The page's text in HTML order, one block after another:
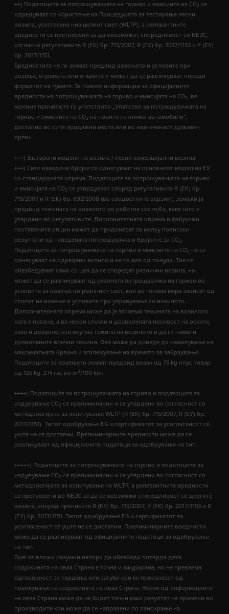
++) Податоците за потрошувачката на гориво и емисиите на CO2 се
одредуваат со користење на Процедурата за тестирање лесни
возила, усогласена низ целиот свет (WLTP), а релевантните
вредности се претворени за да овозможат споредливост со NEDC,
согласно регулативите R (EК) бр. 715/2007, R (ЕУ) бр. 2017/1153 и Р (ЕУ)
бр. 2017/1151.
Вредностите не ги земаат предвид возењето и условите при
возење, опремата или опциите и можат да се разликуваат поради
форматот на гумите. За повеќе информации за официјалните
вредности на потрошувачката на гориво и емисијата на CO2, ве
молиме прочитајте го упатството „Упатство за потрошувачката на
гориво и емисиите на CO2 на новите патнички автомобили“,
достапно во сите продажни места или во назначениот државен
орган.
+++) Застарени модели на возила / лесни комерцијални возила
+++) Сите наведени бројки се однесуваат на основниот модел на ЕУ
со стандардната опрема. Податоците за потрошувачката на гориво
и емисијата на СО2 се утврдуваат според регулативите R (ЕК) бр.
715/2007 и R (ЕК) бр. 692/2008 (во соодветните верзии), земајќи ја
предвид тежината на возилото во работна состојба, како што е
утврдено во регулативите. Дополнителната опрема и фабрички
поставените опции можат да придонесат за малку повисоки
резултати од наведената потрошувачка и бројките за CO2.
Податоците за потрошувачката на гориво и емисиите на CO2 не се
однесуваат на одредено возило и не се дел од понуда. Тие се
обезбедуваат само со цел да се споредат различни возила, но
можат да се разликуваат од реалната потрошувачка на гориво во
условите за возење во реалниот свет, кои во голема мера зависат од
стилот на возење и условите при управување со возилото.
Дополнителната опрема може да ја зголеми тежината на возилото
кога е празно, а во некои случаи и дозволената носивост на оските,
како и дозволената вкупна тежина на возилото и да ги намали
дозволените влечни тежини. Ова може да доведе до намалување на
максималната брзина и зголемување на времето за забрзување.
Податоците за возењето земаат предвид возач од 75 kg плус товар
од 125 kg. 2 H гас во m3/100 km.
++++) Податоциte за потрошувачката на гориво и податоците за
издувување CO2 се прелиминарни и се утврдени во согласност со
методологијата за испитување WLTP (R (EК) бр. 715/2007, R (ЕУ) бр.
2017/1151). Типот одобрување EG и сертификатот за усогласеност сѐ
уште не се достапни. Прелиминарните вредности може да се
разликуваат од официјалните податоци за одобрување на тип.
+++++) Податоците за потрошувачката на гориво и податоците за
издувување CO2 се прелиминарни и се утврдени во согласност со
методологијата за испитување на WLTP, а релевантните вредности
се претворени во NEDC за да се овозможи споредливост со другите
возила, според прописите R (EК) бр. 715/2007, R (ЕК) бр. 2017/1153 и R
(ЕУ) бр. 2017/1151. Типот одобрување EG и сертификатот за
усогласеност сѐ уште не се достапни. Прелиминарните вредности
може да се разликуваат од официјалните податоци за одобрување
на тип.
Opel ќе вложи разумни напори да обезбеди потврда дека
содржината на оваа Страна е точна и ажурирана, но не превзема
одговорност за тврдења или загуби кои ќе произлезат од
повикување на содржината на оваа Страна. Некои од информациите
на оваа Страна може да не бидат точни како резултат на промени во
производите кои може да се направени по лансирање на